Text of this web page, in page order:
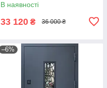
В наявності
33 120 ₴ 36 000 ₴
–6%